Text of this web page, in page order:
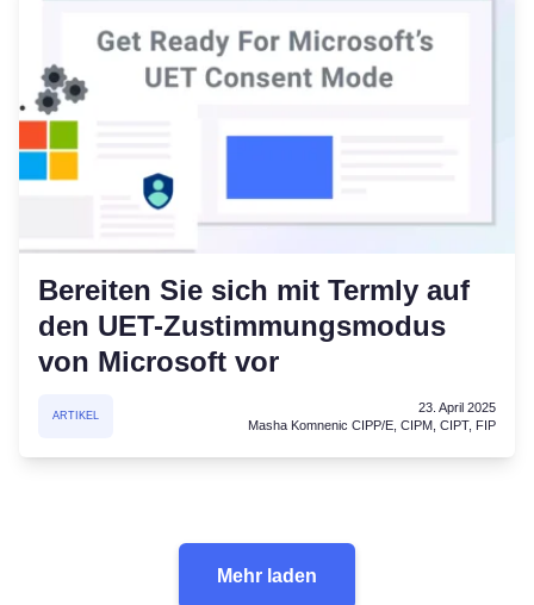
Bereiten Sie sich mit Termly auf
den UET-Zustimmungsmodus
von Microsoft vor
ARTIKEL
23. April 2025
Masha Komnenic CIPP/E, CIPM, CIPT, FIP
Mehr laden